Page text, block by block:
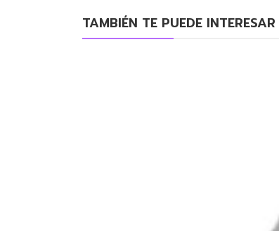
TAMBIÉN TE PUEDE INTERESAR